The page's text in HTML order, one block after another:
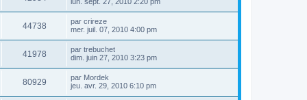
44738 par crireze
mer. juil. 07, 2010 4:00 pm
41978 par trebuchet
dim. juin 27, 2010 3:23 pm
80929 par Mordek
jeu. avr. 29, 2010 6:10 pm